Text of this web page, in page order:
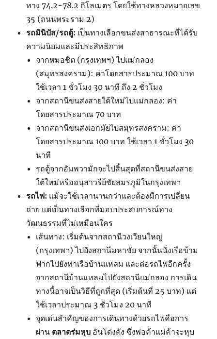
ทาง 74.2-78.2 กิโลเมตร โดยใช้ทางหลวงหมายเลข
35 (ถนนพระราม 2)
รถมินิบัส/รถตู้: เป็นทางเลือกขนส่งสาธารณะที่ได้รับ
ความนิยมและมีประสิทธิภาพ
จากหมอชิต (กรุงเทพฯ) ไปแม่กลอง
(สมุทรสงคราม): ค่าโดยสารประมาณ 100 บาท
ใช้เวลา 1 ชั่วโมง 30 นาที ถึง 2 ชั่วโมง
จากสถานีขนส่งสายใต้ใหม่ไปแม่กลอง: ค่า
โดยสารประมาณ 70 บาท
จากสถานีขนส่งเอกมัยไปสมุทรสงคราม: ค่า
โดยสารประมาณ 100 บาท ใช้เวลา 1 ชั่วโมง 30
นาที
รถตู้จากอัมพวามักจะไปสิ้นสุดที่สถานีขนส่งสาย
ใต้ใหม่หรืออนุสาวรีย์ชัยสมรภูมิในกรุงเทพฯ
รถไฟ: แม้จะใช้เวลานานกว่าและต้องมีการเปลี่ยน
ถ่าย แต่เป็นทางเลือกที่มอบประสบการณ์ทาง
วัฒนธรรมที่ไม่เหมือนใคร
เส้นทาง: เริ่มต้นจากสถานีวงเวียนใหญ่
(กรุงเทพฯ) ไปยังสถานีมหาชัย จากนั้นนั่งเรือข้าม
ฟากไปยังท่าเรือบ้านแหลม และต่อรถไฟอีกครั้ง
จากสถานีบ้านแหลมไปยังสถานีแม่กลอง การเดิน
ทางนี้อาจเป็นวิธีที่ถูกที่สุด (เริ่มต้นที่ 25 บาท) แต่
ใช้เวลาประมาณ 3 ชั่วโมง 20 นาที
จุดเด่นสำคัญของการเดินทางด้วยรถไฟคือการ
ผ่าน ตลาดร่มหุบ อันโด่งดัง ซึ่งพ่อค้าแม่ค้าจะหุบ